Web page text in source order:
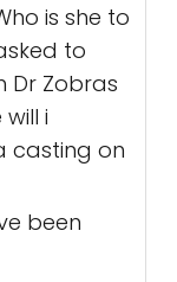
is she to
to
Dr Zobras
i
casting on
been